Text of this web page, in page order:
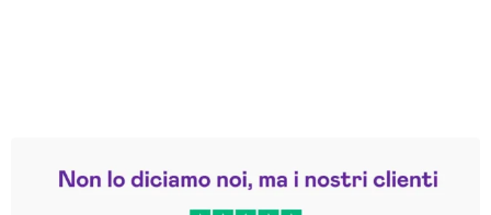
Trustpilot